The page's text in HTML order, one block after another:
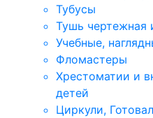
Тубусы
Тушь чертежная
Учебные,
Фломастеры
Хрестоматии и
детей
Циркули,